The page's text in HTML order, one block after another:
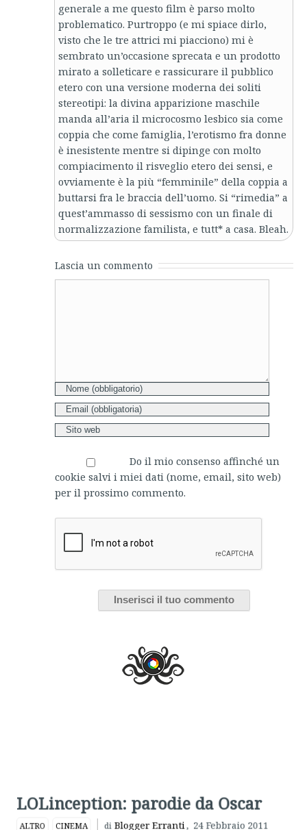
generale a me questo film è parso molto
problematico. Purtroppo (e mi spiace dirlo,
visto che le tre attrici mi piacciono) mi è
sembrato un’occasione sprecata e un prodotto
mirato a solleticare e rassicurare il pubblico
etero con una versione moderna dei soliti
stereotipi: la divina apparizione maschile
manda all’aria il microcosmo lesbico sia come
coppia che come famiglia, l’erotismo fra donne
è inesistente mentre si dipinge con molto
compiacimento il risveglio etero dei sensi, e
ovviamente è la più “femminile” della coppia a
buttarsi fra le braccia dell’uomo. Si “rimedia” a
quest’ammasso di sessismo con un finale di
normalizzazione familista, e tutt* a casa. Bleah.
Lascia un commento
Do il mio consenso affinché un
cookie salvi i miei dati (nome, email, sito web)
per il prossimo commento.
merita l’Oscar.
Sì, lo so,